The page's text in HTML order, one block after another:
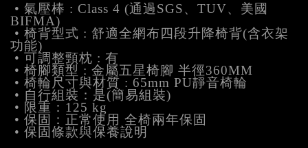
• 氣壓棒 : Class 4 (通過SGS、TUV、美國
BIFMA)
• 椅背型式 : 舒適全網布四段升降椅背(含衣架
功能)
• 可調整頸枕 : 有
• 椅腳類型 : 金屬五星椅腳 半徑360MM
• 椅輪尺寸與材質 : 65mm PU靜音椅輪
• 自行組裝：是(簡易組裝)
• 限重：125 kg
• 保固：正常使用 全椅兩年保固
• 保固條款與保養說明